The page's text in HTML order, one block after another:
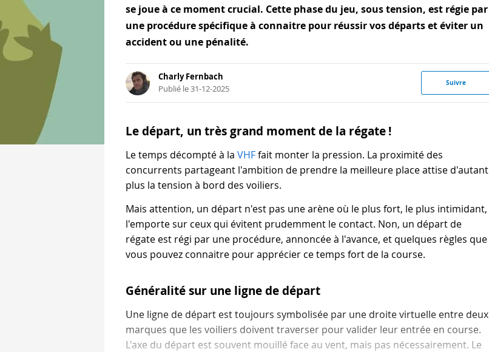
se joue à ce moment crucial. Cette phase du jeu, sous tension, est régie par
une procédure spécifique à connaitre pour réussir vos départs et éviter un
accident ou une pénalité.
Charly Fernbach
Publié le 31-12-2025
Suivre
Le départ, un très grand moment de la régate !
Le temps décompté à la VHFfait monter la pression. La proximité des
concurrents partageant l'ambition de prendre la meilleure place attise d'autant
plus la tension à bord des voiliers.
Mais attention, un départ n'est pas une arène où le plus fort, le plus intimidant,
l'emporte sur ceux qui évitent prudemment le contact. Non, un départ de
régate est régi par une procédure, annoncée à l'avance, et quelques règles que
vous pouvez connaitre pour apprécier ce temps fort de la course.
Généralité sur une ligne de départ
Une ligne de départ est toujours symbolisée par une droite virtuelle entre deux
marques que les voiliers doivent traverser pour valider leur entrée en course.
L'axe du départ est souvent mouillé face au vent, mais pas nécessairement. Le